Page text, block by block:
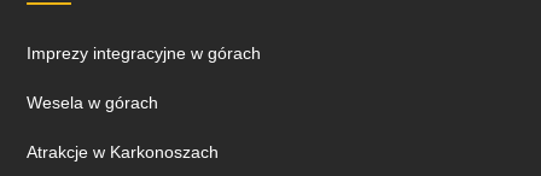
Imprezy integracyjne w górach
Wesela w górach
Atrakcje w Karkonoszach